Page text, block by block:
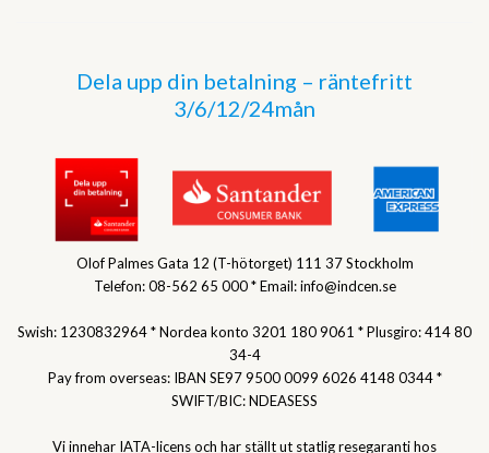
Dela upp din betalning – räntefritt
3/6/12/24mån
Olof Palmes Gata 12 (T-hötorget) 111 37 Stockholm
Telefon: 08-562 65 000 * Email: info@indcen.se
Swish: 1230832964 * Nordea konto 3201 180 9061 * Plusgiro: 414 80
34-4
Pay from overseas: IBAN SE97 9500 0099 6026 4148 0344 *
SWIFT/BIC: NDEASESS
Vi innehar IATA-licens och har ställt ut statlig resegaranti hos